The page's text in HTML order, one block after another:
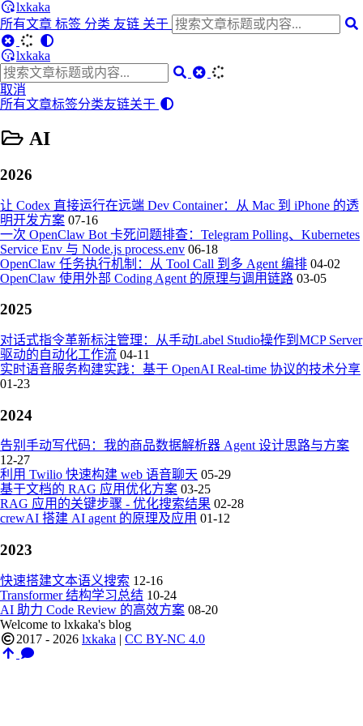
lxkaka
所有文章 标签 分类 友链 关于
lxkaka
取消
所有文章标签分类友链关于
AI
2026
让 Codex 直接运行在远端 Dev Container：从 Mac 到 iPhone 的透
明开发方案 07-16
一次 OpenClaw Bot 卡死问题排查：Telegram Polling、Kubernetes
Service Env 与 Node.js process.env 06-18
OpenClaw 任务执行机制：从 Tool Call 到多 Agent 编排 04-02
OpenClaw 使用外部 Coding Agent 的原理与调用链路 03-05
2025
对话式指令革新标注管理：从手动Label Studio操作到MCP Server
驱动的自动化工作流 04-11
实时语音服务构建实践：基于 OpenAI Real-time 协议的技术分享
01-23
2024
告别手动写代码：我的商品数据解析器 Agent 设计思路与方案
12-27
利用 Twilio 快速构建 web 语音聊天 05-29
基于文档的 RAG 应用优化方案 03-25
RAG 应用的关键步骤 - 优化搜索结果 02-28
crewAI 搭建 AI agent 的原理及应用 01-12
2023
快速搭建文本语义搜索 12-16
Transformer 结构学习总结 10-24
AI 助力 Code Review 的高效方案 08-20
Welcome to lxkaka's blog
2017 - 2026 lxkaka | CC BY-NC 4.0